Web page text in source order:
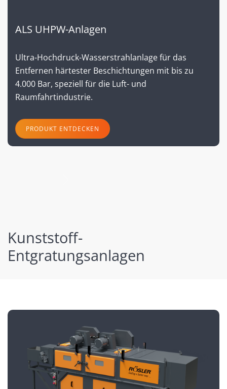
ALS UHPW-Anlagen
Ultra-Hochdruck-Wasserstrahlanlage für das
Entfernen härtester Beschichtungen mit bis zu
4.000 Bar, speziell für die Luft- und
Raumfahrtindustrie.
PRODUKT ENTDECKEN
Kunststoff-
Entgratungsanlagen